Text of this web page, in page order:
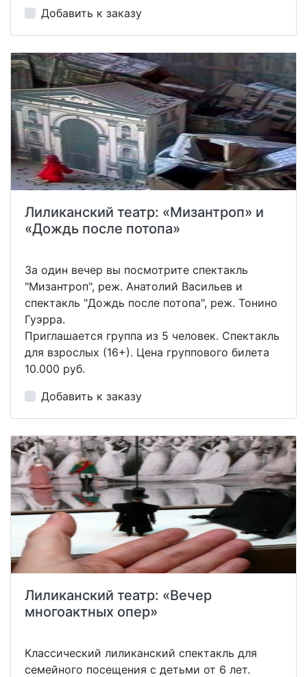
Добавить к заказу
Лиликанский театр: «Мизантроп» и
«Дождь после потопа»
За один вечер вы посмотрите спектакль
"Мизантроп", реж. Анатолий Васильев и
спектакль "Дождь после потопа", реж. Тонино
Гуэрра.
Приглашается группа из 5 человек. Спектакль
для взрослых (16+). Цена группового билета
10.000 руб.
Добавить к заказу
Лиликанский театр: «Вечер
многоактных опер»
Классический лиликанский спектакль для
семейного посещения с детьми от 6 лет.